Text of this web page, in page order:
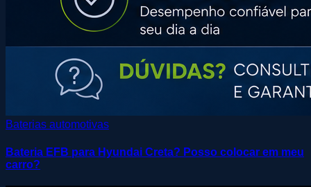
Baterias automotivas
Bateria EFB para Hyundai Creta? Posso colocar em meu
carro?